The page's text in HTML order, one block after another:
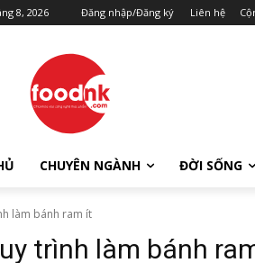
8, 2026 Đăng nhập/Đăng ký Liên hệ
CHUYÊN NGÀNH ĐỜI SỐNG
làm bánh ram ít
trình làm bánh